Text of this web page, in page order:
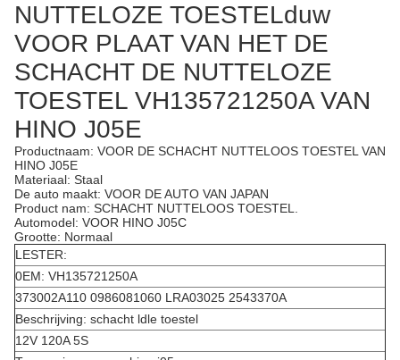
NUTTELOZE TOESTELduw
VOOR PLAAT VAN HET DE
SCHACHT DE NUTTELOZE
TOESTEL VH135721250A VAN
HINO J05E
Productnaam: VOOR DE SCHACHT NUTTELOOS TOESTEL VAN
HINO J05E
Materiaal: Staal
De auto maakt: VOOR DE AUTO VAN JAPAN
Product nam: SCHACHT NUTTELOOS TOESTEL.
Automodel: VOOR HINO J05C
Grootte: Normaal
LESTER:
0EM: VH135721250A
373002A110 0986081060 LRA03025 2543370A
Beschrijving: schacht ldle toestel
12V 120A 5S